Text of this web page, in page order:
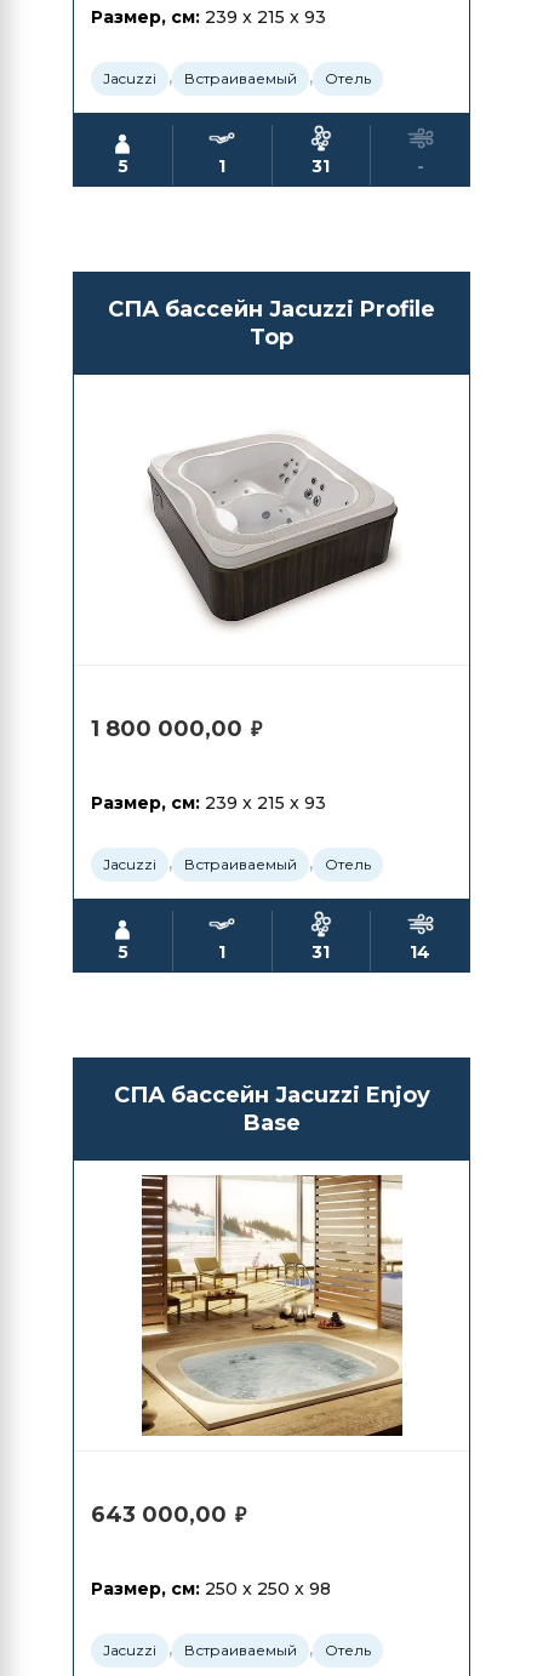
Размер, см: 239 x 215 x 93
Jacuzzi , Встраиваемый , Отель
5 1 31 -
СПА бассейн Jacuzzi Profile
Top
1 800 000,00 ₽
Размер, см: 239 x 215 x 93
Jacuzzi , Встраиваемый , Отель
5 1 31 14
СПА бассейн Jacuzzi Enjoy
Base
643 000,00 ₽
Размер, см: 250 x 250 x 98
Jacuzzi , Встраиваемый , Отель